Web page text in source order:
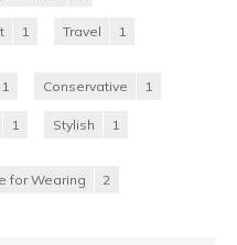
1 Travel 1
1 Conservative 1
1 Stylish 1
for Wearing 2